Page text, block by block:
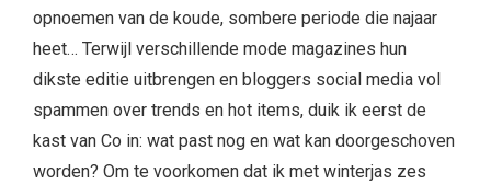
opnoemen van de koude, sombere periode die najaar
heet… Terwijl verschillende mode magazines hun
dikste editie uitbrengen en bloggers social media vol
spammen over trends en hot items, duik ik eerst de
kast van Co in: wat past nog en wat kan doorgeschoven
worden? Om te voorkomen dat ik met winterjas zes